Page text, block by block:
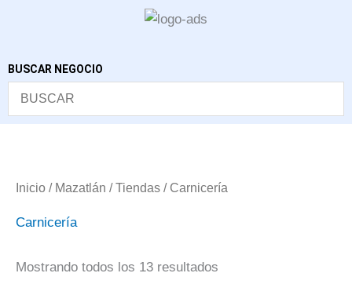
BUSCAR NEGOCIO
Inicio / Mazatlán /Tiendas / Carnicería
Carnicería
Mostrando todos los 13 resultados